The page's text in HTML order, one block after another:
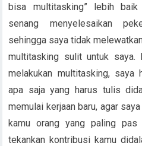
bisa multitasking” lebih
senang menyelesaikan
sehingga saya tidak
multitasking sulit untuk saya.
melakukan multitasking, saya
apa saja yang harus tulis
memulai kerjaan baru, agar
kamu orang yang paling
tekankan kontribusi kamu